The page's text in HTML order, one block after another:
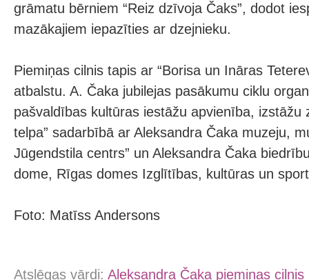
grāmatu bērniem “Reiz dzīvoja Čaks”, dodot
mazākajiem iepazīties ar dzejnieku.
Piemiņas cilnis tapis ar “Borisa un Ināras
atbalstu. A. Čaka jubilejas pasākumu ciklu
pašvaldības kultūras iestāžu apvienība, izstāžu
telpa” sadarbībā ar Aleksandra Čaka muzeju,
Jūgendstila centrs” un Aleksandra Čaka
dome, Rīgas domes Izglītības, kultūras un
Foto: Matīss Andersons
Atslēgas vārdi: Aleksandra Čaka piemiņas cilnis